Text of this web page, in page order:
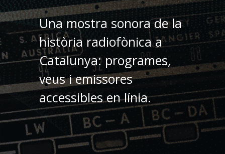
Una mostra sonora de la
història radiofònica a
Catalunya: programes,
veus i emissores
accessibles en línia.